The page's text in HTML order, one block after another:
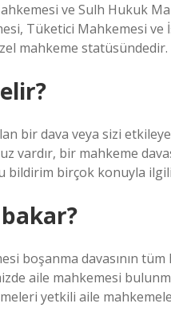
ve Sulh Hukuk
Tüketici Mahkemesi ve
mahkeme statüsündedir.
bir dava veya sizi
vardır, bir mahkeme
bildirim birçok konuyla
boşanma davasının
aile mahkemesi
yetkili aile